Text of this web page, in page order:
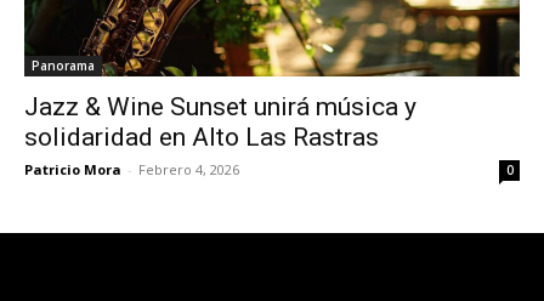
Panorama
Jazz & Wine Sunset unirá música y
solidaridad en Alto Las Rastras
Patricio Mora - Febrero 4, 2026 0